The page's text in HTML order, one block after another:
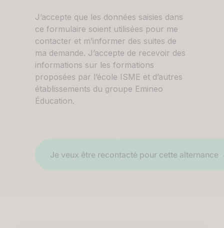
RGPD
J’accepte que les données saisies dans
ce formulaire soient utilisées pour me
contacter et m’informer des suites de
ma demande. J’accepte de recevoir des
informations sur les formations
proposées par l’école ISME et d’autres
établissements du groupe Emineo
Éducation.